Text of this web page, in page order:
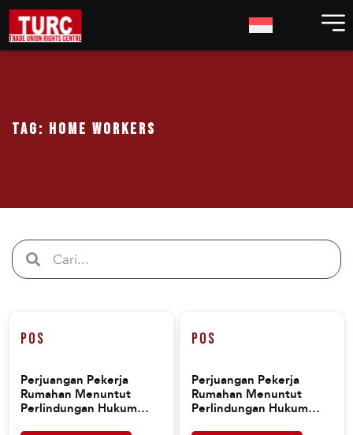
Tag: home workers
Pos
Perjuangan Pekerja
Rumahan Menuntut
Perlindungan Hukum
Pos
Perjuangan Pekerja
Rumahan Menuntut
Perlindungan Hukum